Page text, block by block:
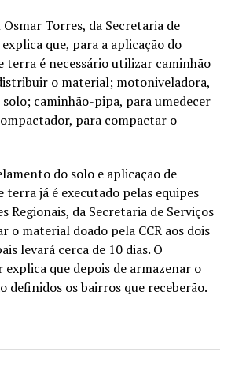
Torres, da Secretaria de
que, para a aplicação do
terra é necessário utilizar caminhão
o material; motoniveladora,
caminhão-pipa, para umedecer
para compactar o
do solo e aplicação de
terra já é executado pelas equipes
Regionais, da Secretaria de Serviços
o material doado pela CCR aos dois
levará cerca de 10 dias. O
explica que depois de armazenar o
definidos os bairros que receberão.